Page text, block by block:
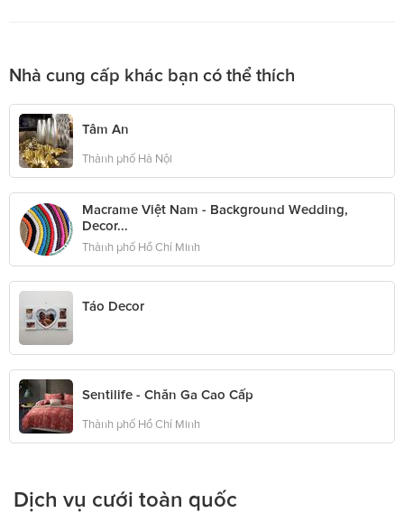
Nhà cung cấp khác bạn có thể thích
Tâm An
Thành phố Hà Nội
Macrame Việt Nam - Background Wedding,
Decor...
Thành phố Hồ Chí Minh
Táo Decor
Sentilife - Chăn Ga Cao Cấp
Thành phố Hồ Chí Minh
Dịch vụ cưới toàn quốc